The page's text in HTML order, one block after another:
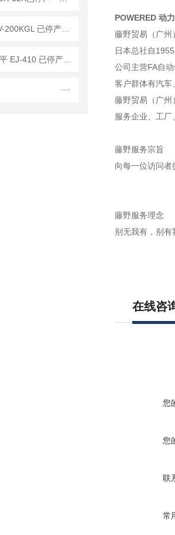
POWERED 动
藤野贸易（广州
日本总社自
公司主营FA自
客户群体有汽车
藤野贸易（广州
服务企业、工
藤野服务宗旨
向每一位访问
藤野服务理念
别无我有，别
在线咨
您
您
联
常